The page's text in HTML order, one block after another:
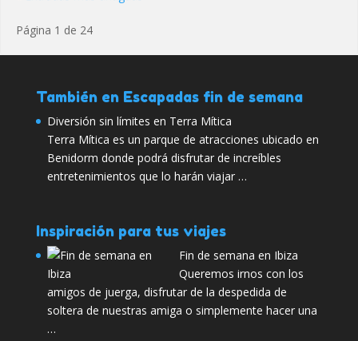
Página 1 de 24
También en Escapadas fin de semana
Diversión sin límites en Terra Mítica
Terra Mítica es un parque de atracciones ubicado en
Benidorm donde podrá disfrutar de increíbles
entretenimientos que lo harán viajar …
Inspiración para tus viajes
Fin de semana en Ibiza
Queremos irnos con los
amigos de juerga, disfrutar de la despedida de
soltera de nuestras amiga o simplemente hacer una
…